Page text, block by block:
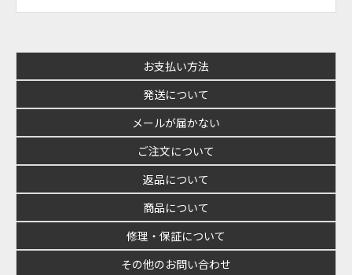
お支払い方法
発送について
メールが届かない
ご注文について
返品について
商品について
修理・保証について
その他のお問い合わせ